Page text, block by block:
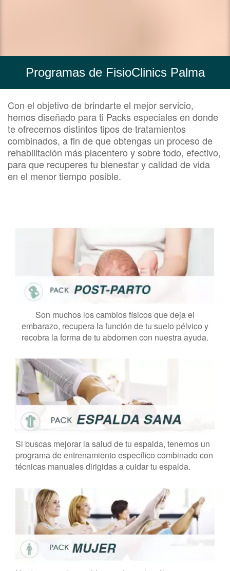
Programas de FisioClinics Palma
Con el objetivo de brindarte el mejor servicio,
hemos diseñado para ti Packs especiales en donde
te ofrecemos distintos tipos de tratamientos
combinados, a fin de que obtengas un proceso de
rehabilitación más placentero y sobre todo, efectivo,
para que recuperes tu bienestar y calidad de vida
en el menor tiempo posible.
Son muchos los cambios físicos que deja el
embarazo, recupera la función de tu suelo pélvico y
recobra la forma de tu abdomen con nuestra ayuda.
Si buscas mejorar la salud de tu espalda, tenemos un
programa de entrenamiento específico combinado con
técnicas manuales dirigidas a cuidar tu espalda.